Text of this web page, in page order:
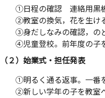
①日程の確認 連絡用黒板
②教室の換気，花を生ける
③身だしなみの確認，のど
④児童登校。前年度の子を
（２）始業式・担任発表
①明るく通る返事。一番を
②新しい学年の子を教室へ